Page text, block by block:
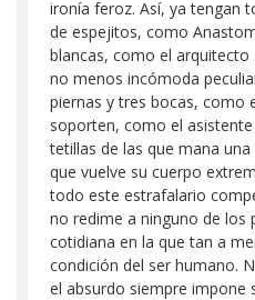
ironía feroz. Así, ya tengan
de espejitos, como
blancas, como el arquitecto
no menos incómoda
piernas y tres bocas, como
soporten, como el
tetillas de las que mana
que vuelve su cuerpo
todo este estrafalario
no redime a ninguno de los
cotidiana en la que tan a
condición del ser humano.
el absurdo siempre impone